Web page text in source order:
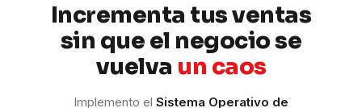
Incrementa tus ventas
sin que el negocio se
vuelva un caos
Implemento el Sistema Operativo de